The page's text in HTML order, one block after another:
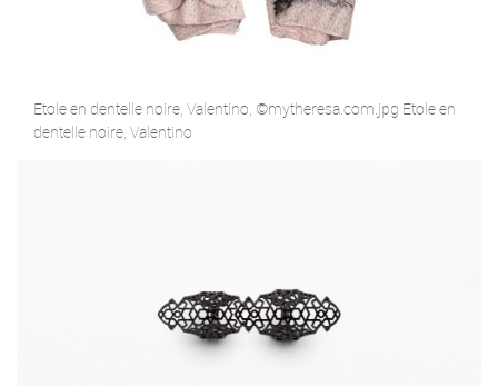
Etole en dentelle noire, Valentino, ©mytheresa.com.jpg Etole en
dentelle noire, Valentino